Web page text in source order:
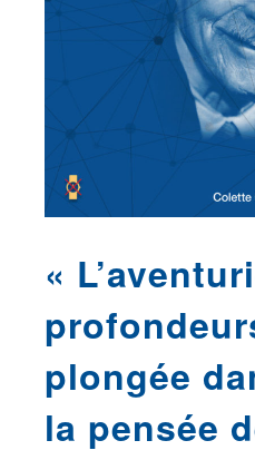
«
plongée
la pensée